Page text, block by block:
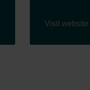
Visit website